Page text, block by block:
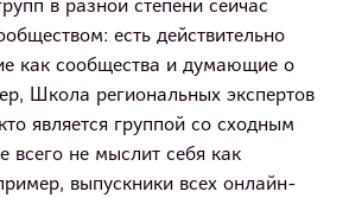
в разной степени сейчас
есть действительно
как сообщества и думающие о
Школа региональных экспертов
является группой со сходным
всего не мыслит себя как
выпускники всех онлайн-